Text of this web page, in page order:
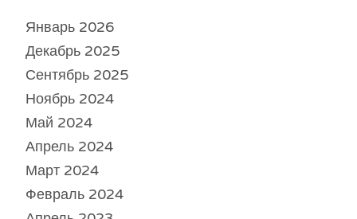
Январь 2026
Декабрь 2025
Сентябрь 2025
Ноябрь 2024
Май 2024
Апрель 2024
Март 2024
Февраль 2024